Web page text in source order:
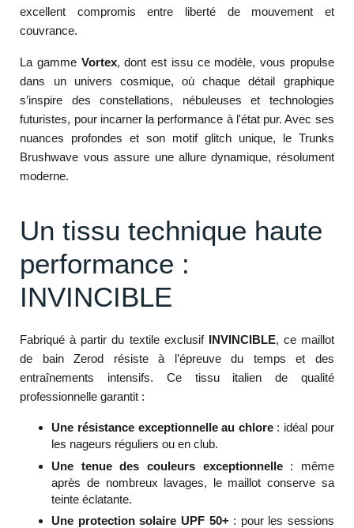
excellent compromis entre liberté de mouvement et
couvrance.
La gamme Vortex, dont est issu ce modèle, vous propulse
dans un univers cosmique, où chaque détail graphique
s’inspire des constellations, nébuleuses et technologies
futuristes, pour incarner la performance à l'état pur. Avec ses
nuances profondes et son motif glitch unique, le Trunks
Brushwave vous assure une allure dynamique, résolument
moderne.
Un tissu technique haute
performance :
INVINCIBLE
Fabriqué à partir du textile exclusif INVINCIBLE, ce maillot
de bain Zerod résiste à l’épreuve du temps et des
entraînements intensifs. Ce tissu italien de qualité
professionnelle garantit :
Une résistance exceptionnelle au chlore: idéal pour
les nageurs réguliers ou en club.
Une tenue des couleurs exceptionnelle: même
après de nombreux lavages, le maillot conserve sa
teinte éclatante.
Une protection solaire UPF 50+: pour les sessions